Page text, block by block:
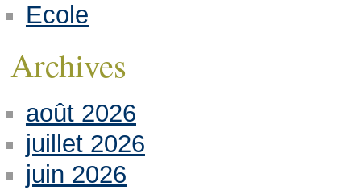
Ecole
Archives
août 2026
juillet 2026
juin 2026